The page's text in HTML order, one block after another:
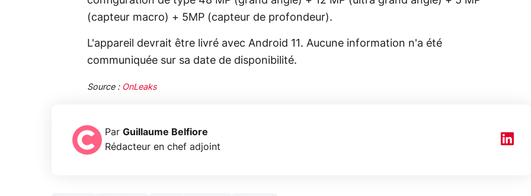
(capteur macro) + 5MP (capteur de profondeur).
L'appareil devrait être livré avec Android 11. Aucune information n'a été
communiquée sur sa date de disponibilité.
Source : OnLeaks
Par Guillaume Belfiore
Rédacteur en chef adjoint